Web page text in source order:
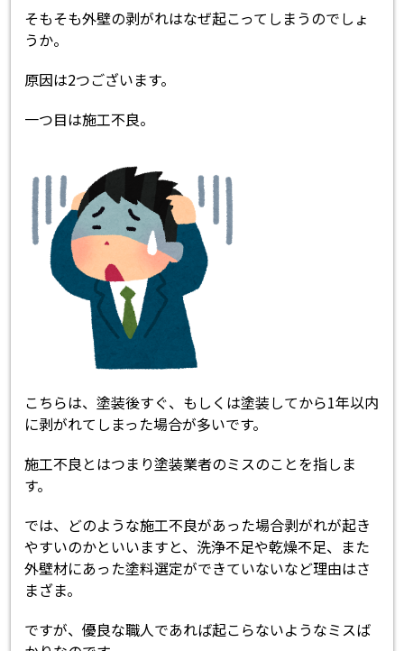
そもそも外壁の剥がれはなぜ起こってしまうのでしょ
うか。
原因は2つございます。
一つ目は施工不良。
こちらは、塗装後すぐ、もしくは塗装してから1年以内
に剥がれてしまった場合が多いです。
施工不良とはつまり塗装業者のミスのことを指しま
す。
では、どのような施工不良があった場合剥がれが起き
やすいのかといいますと、洗浄不足や乾燥不足、また
外壁材にあった塗料選定ができていないなど理由はさ
まざま。
ですが、優良な職人であれば起こらないようなミスば